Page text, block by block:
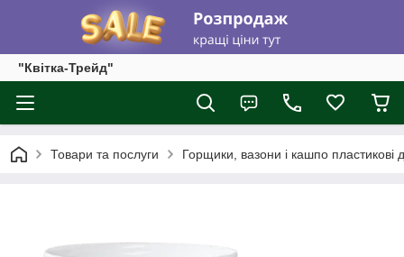
"Квітка-Трейд"
Товари та послуги Горщики, вазони і кашпо пластикові